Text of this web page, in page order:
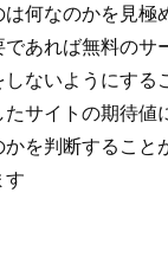
何なのかを見極
あれば無料のサ
ないようにする
サイトの期待値
を判断すること
す